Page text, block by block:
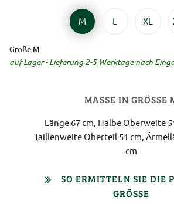
M L XL
Größe M
auf Lager - Lieferung 2-5 Werktage nach
MASSE IN GRÖSSE M
Länge 67 cm, Halbe Oberweite
Taillenweite Oberteil 51 cm,
cm
SO ERMITTELN SIE DIE
GRÖSSE